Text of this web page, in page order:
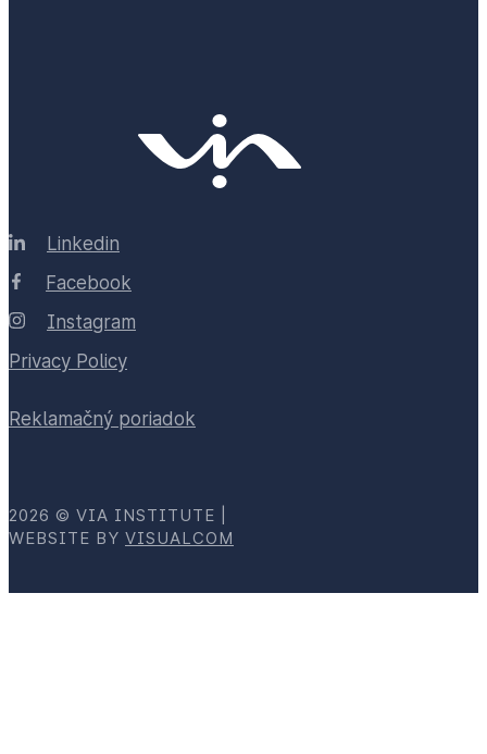
Linkedin
Facebook
Instagram
Privacy Policy
Reklamačný poriadok
2026 © VIA INSTITUTE |
WEBSITE BY VISUALCOM